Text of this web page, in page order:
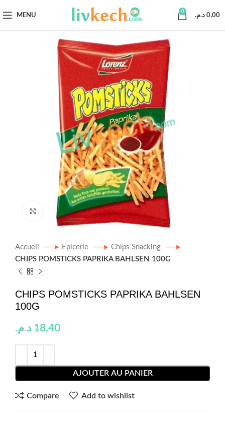
MENU
0
0,00 د.م.
Click to enlarge
Accueil Epicerie
Chips Snacking
CHIPS POMSTICKS PAPRIKA BAHLSEN 100G
CHIPS POMSTICKS PAPRIKA BAHLSEN
100G
18,40 د.م.
AJOUTER AU PANIER
Compare Add to wishlist